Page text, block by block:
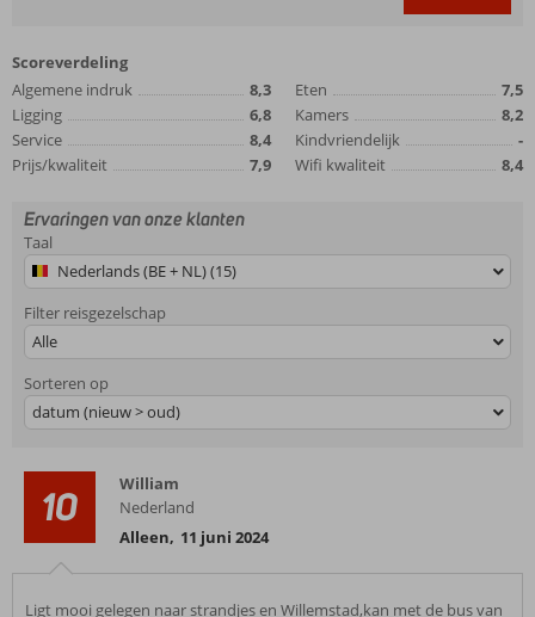
Scoreverdeling
Algemene indruk
8,3
Ligging
6,8
Service
8,4
Prijs/kwaliteit
7,9
Eten
7,5
Kamers
8,2
Kindvriendelijk
-
Wifi kwaliteit
8,4
Ervaringen van onze klanten
Taal
Nederlands (BE + NL) (15)
Filter reisgezelschap
Alle
Sorteren op
datum (nieuw > oud)
10
William
Nederland
Alleen, 11 juni 2024
Ligt mooi gelegen naar strandjes en Willemstad,kan met de bus van